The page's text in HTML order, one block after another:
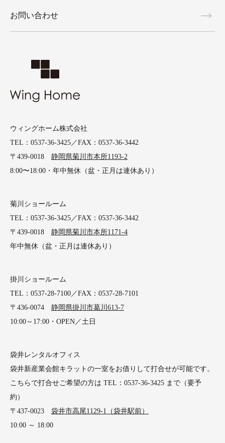
ウィングホーム株式会社
TEL：0537-36-3425／FAX：0537-36-3442
〒439-0018 静岡県菊川市本所1193-2
8:00〜18:00・年中無休（盆・正月は連休あり）
菊川ショールーム
TEL：0537-36-3425／FAX：0537-36-3442
〒439-0018 静岡県菊川市本所1171-4
年中無休（盆・正月は連休あり）
掛川ショールーム
TEL：0537-28-7100／FAX：0537-28-7101
〒436-0074 静岡県掛川市葛川613-7
10:00～17:00・OPEN／土日
袋井レンタルオフィス
袋井新産業会館キラットの一室をお借りして打合せが可能です。
こちらで打合せご希望の方は TEL：0537-36-3425 まで（要予
約）
〒437-0023 袋井市高尾1129-1（袋井駅前）
10:00 ～ 18:00
お問い合わせ